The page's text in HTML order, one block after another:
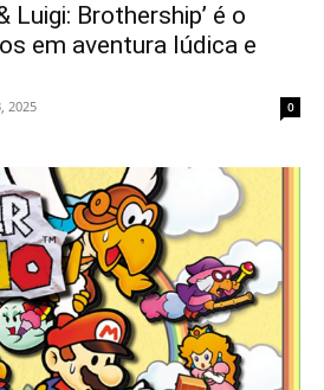
Luigi: Brothership’ é o
em aventura lúdica e
2025 0